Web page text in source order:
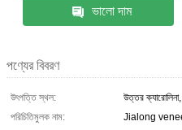
ভালো দাম
পণ্যের বিবরণ
উৎপত্তি স্থল:
উত্তর ক্যারোলিনা,
পরিচিতিমুলক নাম:
Jialong